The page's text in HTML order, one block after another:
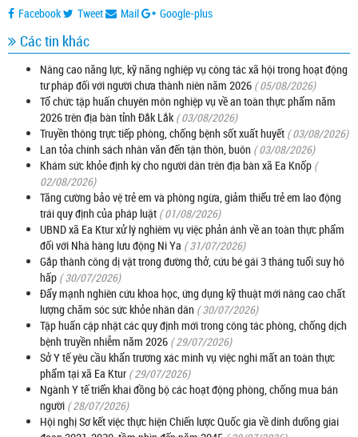
Facebook Tweet Mail Google-plus
Các tin khác
Nâng cao năng lực, kỹ năng nghiệp vụ công tác xã hội trong hoạt động
tư pháp đối với người chưa thành niên năm 2026 ( 05/08/2026)
Tổ chức tập huấn chuyên môn nghiệp vụ về an toàn thực phẩm năm
2026 trên địa bàn tỉnh Đắk Lắk ( 03/08/2026)
Truyền thông trực tiếp phòng, chống bệnh sốt xuất huyết ( 03/08/2026)
Lan tỏa chính sách nhân văn đến tận thôn, buôn ( 03/08/2026)
Khám sức khỏe định kỳ cho người dân trên địa bàn xã Ea Knốp (
02/08/2026)
Tăng cường bảo vệ trẻ em và phòng ngừa, giảm thiểu trẻ em lao động
trái quy định của pháp luật ( 01/08/2026)
UBND xã Ea Ktur xử lý nghiêm vụ việc phản ánh về an toàn thực phẩm
đối với Nhà hàng lưu động Ni Ya ( 31/07/2026)
Gắp thành công dị vật trong đường thở, cứu bé gái 3 tháng tuổi suy hô
hấp ( 30/07/2026)
Đẩy mạnh nghiên cứu khoa học, ứng dụng kỹ thuật mới nâng cao chất
lượng chăm sóc sức khỏe nhân dân ( 30/07/2026)
Tập huấn cập nhật các quy định mới trong công tác phòng, chống dịch
bệnh truyền nhiễm năm 2026 ( 29/07/2026)
Sở Y tế yêu cầu khẩn trương xác minh vụ việc nghi mất an toàn thực
phẩm tại xã Ea Ktur ( 29/07/2026)
Ngành Y tế triển khai đồng bộ các hoạt động phòng, chống mua bán
người ( 28/07/2026)
Hội nghị Sơ kết việc thực hiện Chiến lược Quốc gia về dinh dưỡng giai